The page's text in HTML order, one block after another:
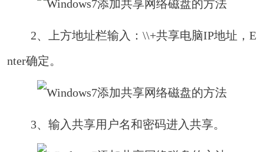
2、上方地址栏输入：\\+共享电脑IP地址，E
nter确定。
3、输入共享用户名和密码进入共享。